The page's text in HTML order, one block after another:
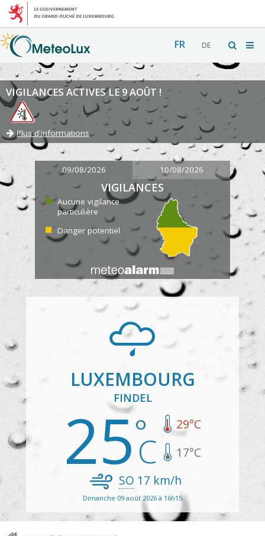
FR DE
VIGILANCES ACTIVES LE 9 AOÛT !
Plus d'informations
09/08/2026 10/08/2026
VIGILANCES
Aucune vigilance
particulière
Danger potentiel
LUXEMBOURG
FINDEL
25 29°C
17°C
SO 17 km/h
Dimanche 09 août 2026 à 16h15